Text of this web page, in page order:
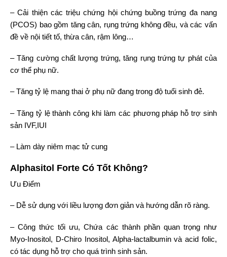
– Cải thiện các triệu chứng hội chứng buồng trứng đa nang
(PCOS) bao gồm tăng cân, rụng trứng không đều, và các vấn
đề về nội tiết tố, thừa cân, rậm lông…
– Tăng cường chất lượng trứng, tăng rụng trứng tự phát của
cơ thể phụ nữ.
– Tăng tỷ lệ mang thai ở phụ nữ đang trong độ tuổi sinh đẻ.
– Tăng tỷ lệ thành công khi làm các phương pháp hỗ trợ sinh
sản IVF,IUI
– Làm dày niêm mạc tử cung
Alphasitol Forte Có Tốt Không?
Ưu Điểm
– Dễ sử dụng với liều lượng đơn giản và hướng dẫn rõ ràng.
– Công thức tối ưu, Chứa các thành phần quan trọng như
Myo-Inositol, D-Chiro Inositol, Alpha-lactalbumin và acid folic,
có tác dụng hỗ trợ cho quá trình sinh sản.